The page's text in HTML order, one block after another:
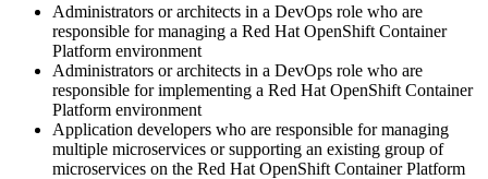
Administrators or architects in a DevOps role who are
responsible for managing a Red Hat OpenShift Container
Platform environment
Administrators or architects in a DevOps role who are
responsible for implementing a Red Hat OpenShift Container
Platform environment
Application developers who are responsible for managing
multiple microservices or supporting an existing group of
microservices on the Red Hat OpenShift Container Platform